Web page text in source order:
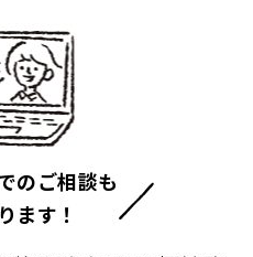
のご相談も
ます！